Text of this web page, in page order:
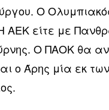
Ο
ΑΕΚ είτε με
Ο ΠΑΟΚ θα
ο Άρης μία εκ